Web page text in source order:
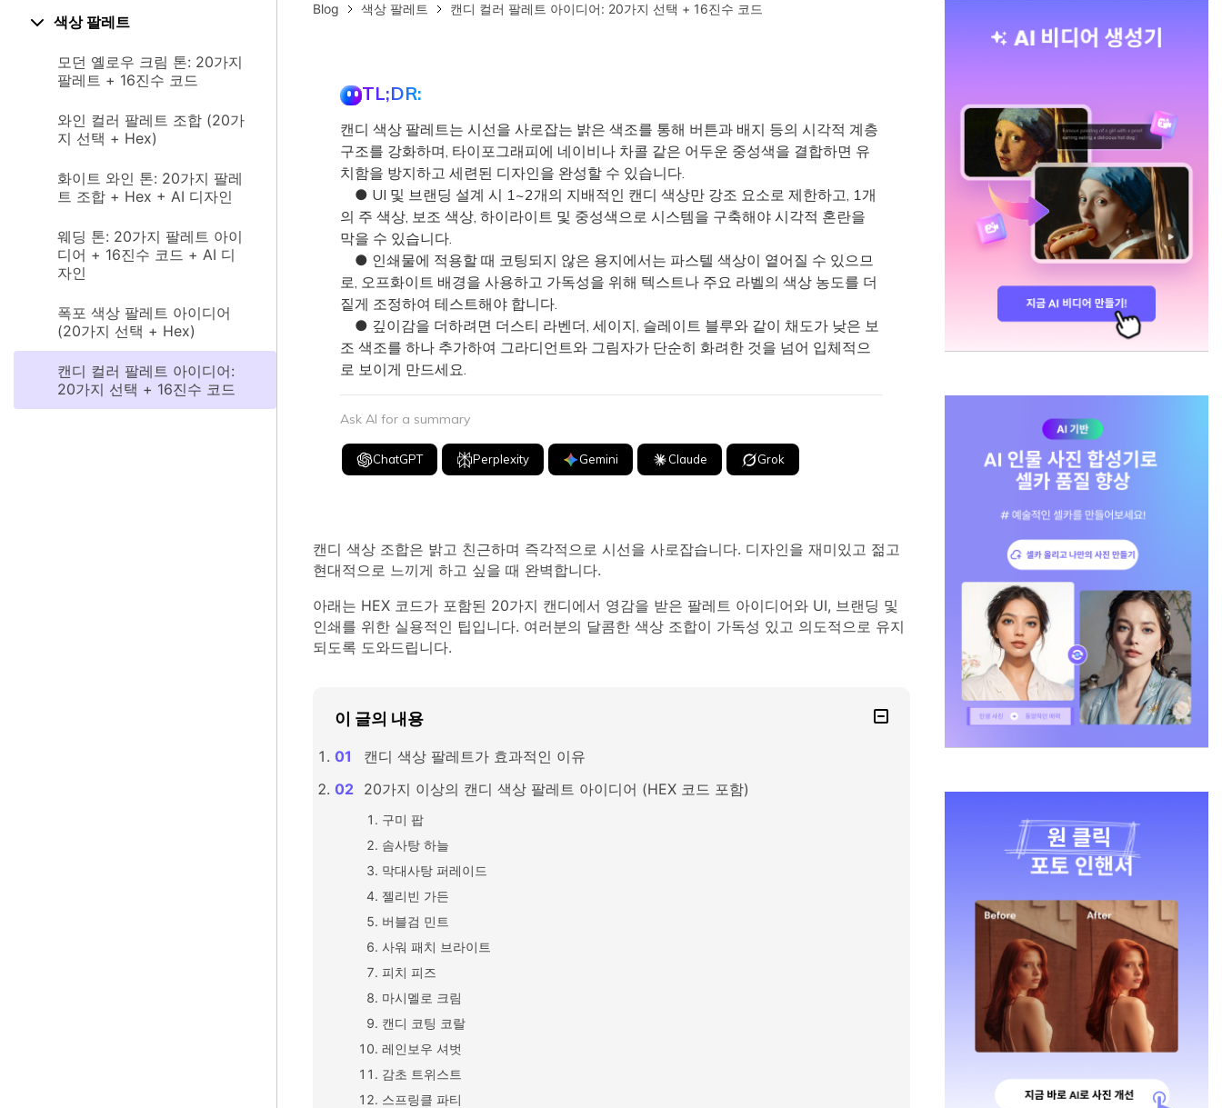
색상 팔레트
모던 옐로우 크림 톤: 20가지
팔레트 + 16진수 코드
와인 컬러 팔레트 조합 (20가
지 선택 + Hex)
화이트 와인 톤: 20가지 팔레
트 조합 + Hex + AI 디자인
웨딩 톤: 20가지 팔레트 아이
디어 + 16진수 코드 + AI 디
자인
폭포 색상 팔레트 아이디어
(20가지 선택 + Hex)
캔디 컬러 팔레트 아이디어:
20가지 선택 + 16진수 코드
Blog 색상 팔레트 캔디 컬러 팔레트 아이디어: 20가지 선택 + 16진수 코드
TL;DR:
캔디 색상 팔레트는 시선을 사로잡는 밝은 색조를 통해 버튼과 배지 등의 시각적 계층
구조를 강화하며, 타이포그래피에 네이비나 차콜 같은 어두운 중성색을 결합하면 유
치함을 방지하고 세련된 디자인을 완성할 수 있습니다.
● UI 및 브랜딩 설계 시 1~2개의 지배적인 캔디 색상만 강조 요소로 제한하고, 1개
의 주 색상, 보조 색상, 하이라이트 및 중성색으로 시스템을 구축해야 시각적 혼란을
막을 수 있습니다.
● 인쇄물에 적용할 때 코팅되지 않은 용지에서는 파스텔 색상이 옅어질 수 있으므
로, 오프화이트 배경을 사용하고 가독성을 위해 텍스트나 주요 라벨의 색상 농도를 더
짙게 조정하여 테스트해야 합니다.
● 깊이감을 더하려면 더스티 라벤더, 세이지, 슬레이트 블루와 같이 채도가 낮은 보
조 색조를 하나 추가하여 그라디언트와 그림자가 단순히 화려한 것을 넘어 입체적으
로 보이게 만드세요.
Ask AI for a summary
ChatGPT Perplexity Gemini Claude Grok
캔디 색상 조합은 밝고 친근하며 즉각적으로 시선을 사로잡습니다. 디자인을 재미있고 젊고
현대적으로 느끼게 하고 싶을 때 완벽합니다.
아래는 HEX 코드가 포함된 20가지 캔디에서 영감을 받은 팔레트 아이디어와 UI, 브랜딩 및
인쇄를 위한 실용적인 팁입니다. 여러분의 달콤한 색상 조합이 가독성 있고 의도적으로 유지
되도록 도와드립니다.
이 글의 내용
캔디 색상 팔레트가 효과적인 이유
20가지 이상의 캔디 색상 팔레트 아이디어 (HEX 코드 포함)
구미 팝
솜사탕 하늘
막대사탕 퍼레이드
젤리빈 가든
버블검 민트
사워 패치 브라이트
피치 피즈
마시멜로 크림
캔디 코팅 코랄
레인보우 셔벗
감초 트위스트
스프링클 파티